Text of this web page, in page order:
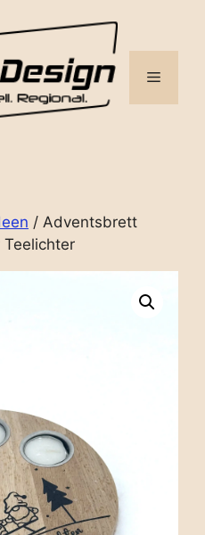
Menü
/ Adventsbrett
Teelichter